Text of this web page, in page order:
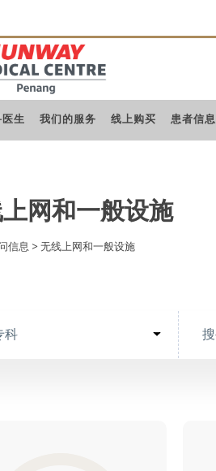
医生 我们的服务 线上购买 患者信息
网和一般设施
信息 > 无线上网和一般设施